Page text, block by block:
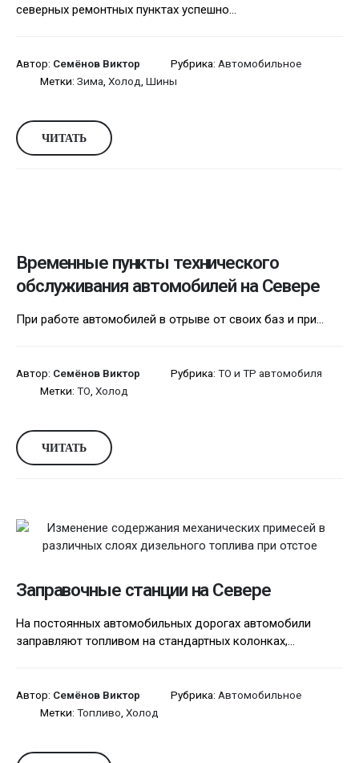
северных ремонтных пунктах успешно...
Автор: Семёнов Виктор Рубрика: Автомобильное
Метки: Зима Холод Шины
ЧИТАТЬ
Временные пункты технического
обслуживания автомобилей на Севере
При работе автомобилей в отрыве от своих баз и при...
Автор: Семёнов Виктор Рубрика: ТО и ТР автомобиля
Метки: ТО Холод
ЧИТАТЬ
Заправочные станции на Севере
На постоянных автомобильных дорогах автомобили
заправляют топливом на стандартных колонках,...
Автор: Семёнов Виктор Рубрика: Автомобильное
Метки: Топливо Холод